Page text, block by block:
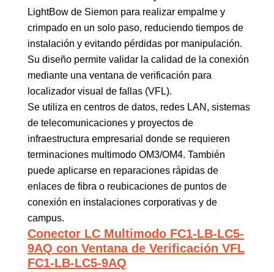
LightBow de Siemon para realizar empalme y
crimpado en un solo paso, reduciendo tiempos de
instalación y evitando pérdidas por manipulación.
Su diseño permite validar la calidad de la conexión
mediante una ventana de verificación para
localizador visual de fallas (VFL).
Se utiliza en centros de datos, redes LAN, sistemas
de telecomunicaciones y proyectos de
infraestructura empresarial donde se requieren
terminaciones multimodo OM3/OM4. También
puede aplicarse en reparaciones rápidas de
enlaces de fibra o reubicaciones de puntos de
conexión en instalaciones corporativas y de
campus.
Conector LC Multimodo FC1-LB-LC5-
9AQ con Ventana de Verificación VFL
FC1-LB-LC5-9AQ